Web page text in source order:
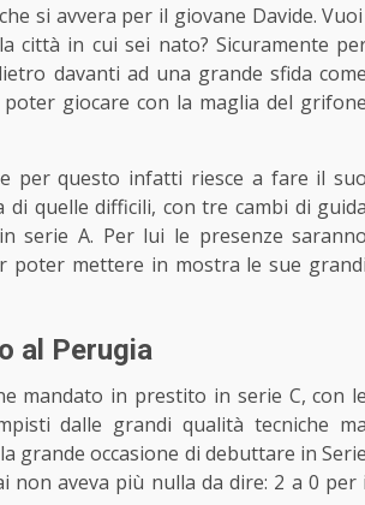
si avvera per il giovane Davide. Vuoi
in cui sei nato? Sicuramente
davanti ad una grande sfida come
giocare con la maglia del grifone
per questo infatti riesce a fare il suo
quelle difficili, con tre cambi di guida
serie A. Per lui le presenze saranno
poter mettere in mostra le sue grandi
al Perugia
mandato in prestito in serie C, con le
dalle grandi qualità tecniche ma
grande occasione di debuttare in Serie
non aveva più nulla da dire: 2 a 0 per i